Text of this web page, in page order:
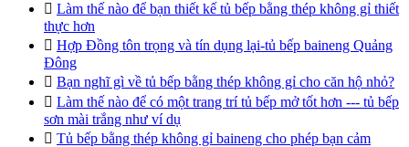
 Làm thế nào để bạn thiết kế tủ bếp bằng thép không gỉ thiết
thực hơn
 Hợp Đồng tôn trọng và tín dụng lại-tủ bếp baineng Quảng
Đông
 Bạn nghĩ gì về tủ bếp bằng thép không gỉ cho căn hộ nhỏ?
 Làm thế nào để có một trang trí tủ bếp mở tốt hơn --- tủ bếp
sơn mài trắng như ví dụ
 Tủ bếp bằng thép không gỉ baineng cho phép bạn cảm